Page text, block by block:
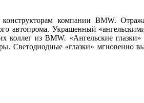
компании BMW.
автопрома. Украшенный
из BMW. «Ангельские
Светодиодные «глазки» мгновенно